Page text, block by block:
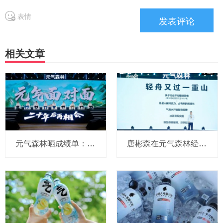
表情
相关文章
元气森林晒成绩单：连续三年双位数增长，外星人增长34%，明年要继续拓展新品类 唐彬森在元气森林经销商大会点名三得利、农夫山泉、东鹏、宝洁！但这次没有可口可乐